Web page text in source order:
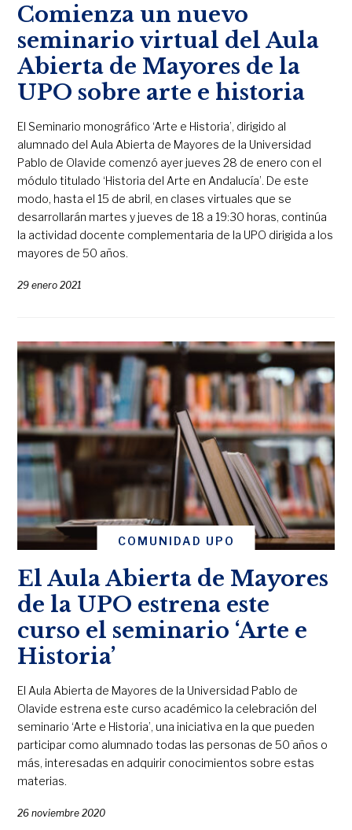
Comienza un nuevo
seminario virtual del Aula
Abierta de Mayores de la
UPO sobre arte e historia
El Seminario monográfico ‘Arte e Historia’, dirigido al
alumnado del Aula Abierta de Mayores de la Universidad
Pablo de Olavide comenzó ayer jueves 28 de enero con el
módulo titulado ‘Historia del Arte en Andalucía’. De este
modo, hasta el 15 de abril, en clases virtuales que se
desarrollarán martes y jueves de 18 a 19:30 horas, continúa
la actividad docente complementaria de la UPO dirigida a los
mayores de 50 años.
29 enero 2021
COMUNIDAD UPO
El Aula Abierta de Mayores
de la UPO estrena este
curso el seminario ‘Arte e
Historia’
El Aula Abierta de Mayores de la Universidad Pablo de
Olavide estrena este curso académico la celebración del
seminario ‘Arte e Historia’, una iniciativa en la que pueden
participar como alumnado todas las personas de 50 años o
más, interesadas en adquirir conocimientos sobre estas
materias.
26 noviembre 2020